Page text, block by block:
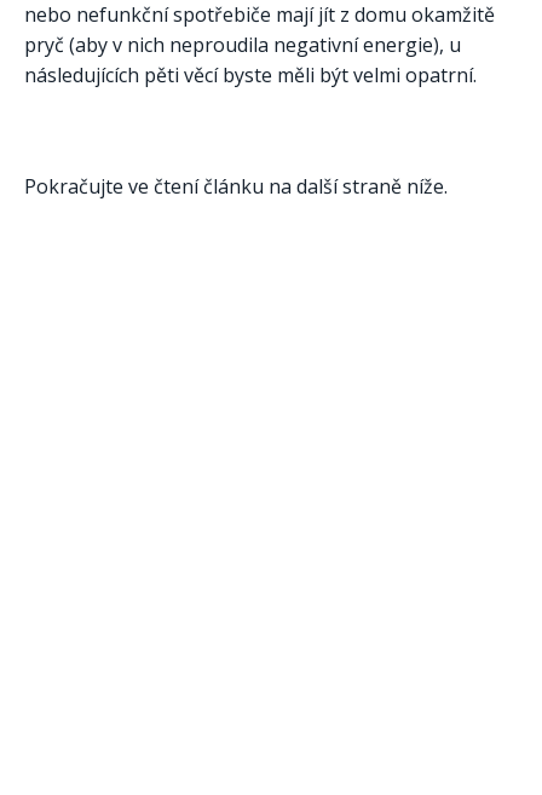
nebo nefunkční spotřebiče mají jít z domu okamžitě
pryč (aby v nich neproudila negativní energie), u
následujících pěti věcí byste měli být velmi opatrní.
Pokračujte ve čtení článku na další straně níže.